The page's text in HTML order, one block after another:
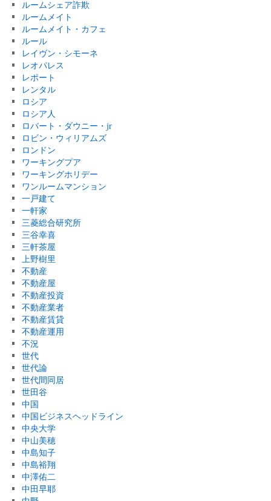
ルームシェア詐欺
ルームメイト
ルームメイト・カフェ
ルール
レイヴン・シモーネ
レオパレス
レポート
レンタル
ロシア
ロシア人
ロバート・ダウニー・jr
ロビン・ウィリアムズ
ロンドン
ワーキングプア
ワーキングホリデー
ワンルームマンション
一戸建て
一軒家
三菱総合研究所
三谷幸喜
三軒茶屋
上野樹里
不動産
不動産屋
不動産投資
不動産業者
不動産賃貸
不動産運用
不況
世代
世代論
世代間同居
世田谷
中国
中国ビジネスヘッドライン
中央大学
中山美穂
中島知子
中島裕翔
中澤佑二
中田早耶